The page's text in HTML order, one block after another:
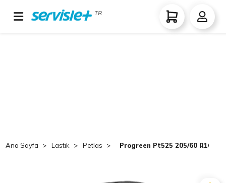
TR
Ana Sayfa Lastik Petlas Progreen Pt525 205/60 R16 TL